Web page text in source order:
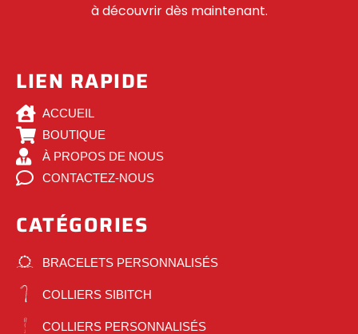
à découvrir dès maintenant.
LIEN RAPIDE
ACCUEIL
BOUTIQUE
À PROPOS DE NOUS
CONTACTEZ-NOUS
CATÉGORIES
BRACELETS PERSONNALISÉS
COLLIERS SIBITCH
COLLIERS PERSONNALISÉS